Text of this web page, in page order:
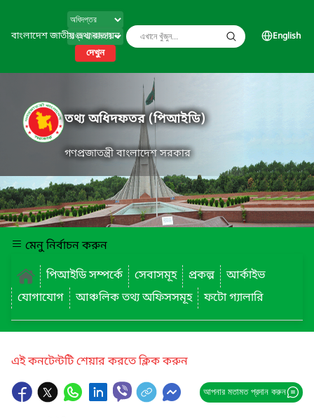
বাংলাদেশ জাতীয় তথ্য বাতায়ন
দেখুন
English
তথ্য অধিদফতর (পিআইডি)
গণপ্রজাতন্ত্রী বাংলাদেশ সরকার
মেনু নির্বাচন করুন
পিআইডি সম্পর্কে
সেবাসমূহ প্রকল্প
আর্কাইভ
যোগাযোগ
আঞ্চলিক তথ্য অফিসসমূহ ফটো গ্যালারি
এই কনটেন্টটি শেয়ার করতে ক্লিক করুন
আপনার মতামত প্রদান করুন